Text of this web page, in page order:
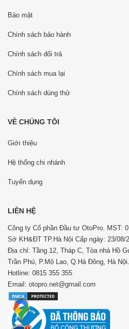
Bảo mật
Chính sách bảo hành
Chính sách đổi trả
Chính sách mua lại
Chính sách dùng thử
VỀ CHÚNG TÔI
Giới thiệu
Hệ thống chi nhánh
Tuyển dụng
LIÊN HỆ
Công ty Cổ phần Đầu tư OtoPro. MST:
Sở KH&ĐT TP.Hà Nội Cấp ngày: 23/08/
Địa chỉ: Tầng 12, Tháp C, Tòa nhà Hồ
Trần Phú, P.Mộ Lao, Q.Hà Đông, Hà Nội.
Hotline: 0815 355 355
Email: otopro.net@gmail.com